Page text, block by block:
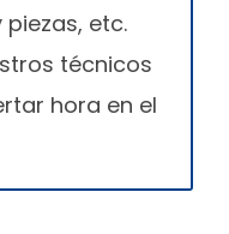
etc.
técnicos
hora en el